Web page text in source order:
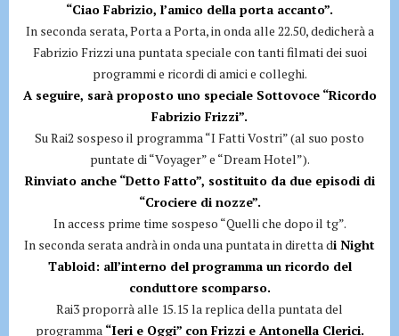
“Ciao Fabrizio, l’amico della porta accanto”.
In seconda serata, Porta a Porta, in onda alle 22.50, dedicherà a
Fabrizio Frizzi una puntata speciale con tanti filmati dei suoi
programmi e ricordi di amici e colleghi.
A seguire, sarà proposto uno speciale Sottovoce “Ricordo
Fabrizio Frizzi”.
Su Rai2 sospeso il programma “I Fatti Vostri” (al suo posto
puntate di “Voyager” e “Dream Hotel”).
Rinviato anche “Detto Fatto”, sostituito da due episodi di
“Crociere di nozze”.
In access prime time sospeso “Quelli che dopo il tg”.
In seconda serata andrà in onda una puntata in diretta di Night
Tabloid: all’interno del programma un ricordo del
conduttore scomparso.
Rai3 proporrà alle 15.15 la replica della puntata del
programma“Ieri e Oggi” con Frizzi e Antonella Clerici.